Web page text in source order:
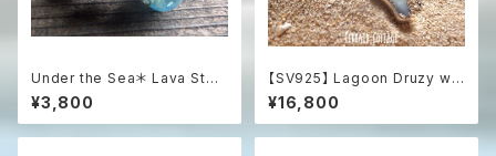
Under the Sea＊ Lava Ston
e Diffuser Bracelet 暗闇で
光る浅瀬の海アロマブレスレッ
ト
¥3,800
【SV925】 Lagoon Druzy wit
h Blue Topaz & Aquamarin
e 海の女神のドゥルージース
テートメントネックレス
¥16,800